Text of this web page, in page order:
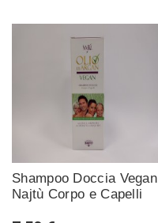
Shampoo Doccia Vegan
Najtù Corpo e Capelli